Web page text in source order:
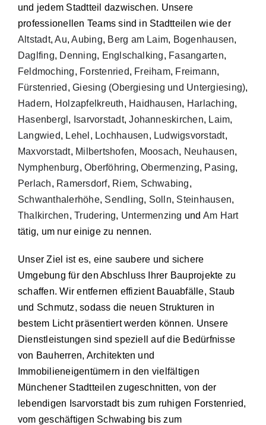
und jedem Stadtteil dazwischen. Unsere
professionellen Teams sind in Stadtteilen wie der
Altstadt,Au,Aubing, Berg am Laim, Bogenhausen,
Daglfing, Denning, Englschalking, Fasangarten,
Feldmoching, Forstenried, Freiham, Freimann,
Fürstenried ,Giesing (Obergiesing und Untergiesing),
Hadern, Holzapfelkreuth, Haidhausen, Harlaching,
Hasenbergl , Isarvorstadt,Johanneskirchen, Laim,
Langwied, Lehel , Lochhausen, Ludwigsvorstadt,
Maxvorstadt, Milbertshofen, Moosach, Neuhausen,
Nymphenburg,Oberföhring,Obermenzing, Pasing,
Perlach, Ramersdorf, Riem, Schwabing,
Schwanthalerhöhe, Sendling, Solln, Steinhausen,
Thalkirchen,Trudering, Untermenzing und Am Hart
tätig, um nur einige zu nennen.
Unser Ziel ist es, eine saubere und sichere
Umgebung für den Abschluss Ihrer Bauprojekte zu
schaffen. Wir entfernen effizient Bauabfälle, Staub
und Schmutz, sodass die neuen Strukturen in
bestem Licht präsentiert werden können. Unsere
Dienstleistungen sind speziell auf die Bedürfnisse
von Bauherren, Architekten und
Immobilieneigentümern in den vielfältigen
Münchener Stadtteilen zugeschnitten, von der
lebendigen Isarvorstadt bis zum ruhigen Forstenried,
vom geschäftigen Schwabing bis zum